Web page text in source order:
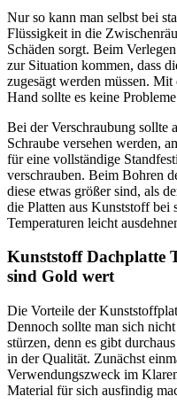
Nur so kann man selbst bei
Flüssigkeit in die
Schäden sorgt. Beim
zur Situation kommen, dass
zugesägt werden müssen.
Hand sollte es keine
Bei der Verschraubung sollte
Schraube versehen werden,
für eine vollständige
verschrauben. Beim Bohren
diese etwas größer sind, als
die Platten aus Kunststoff bei
Temperaturen leicht
Kunststoff Dachplatte
sind Gold wert
Die Vorteile der
Dennoch sollte man sich
stürzen, denn es gibt
in der Qualität. Zunächst
Verwendungszweck im
Material für sich ausfindig